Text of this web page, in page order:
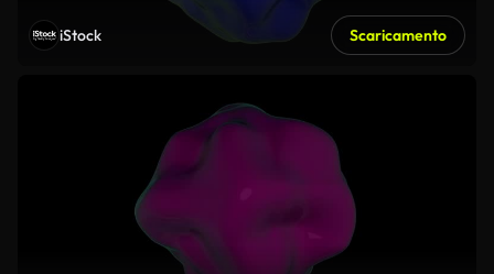
iStock Scaricamento